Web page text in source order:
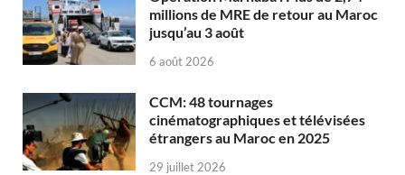
millions de MRE de retour au Maroc
jusqu’au 3 août
6 août 2026
CCM: 48 tournages
cinématographiques et télévisées
étrangers au Maroc en 2025
29 juillet 2026